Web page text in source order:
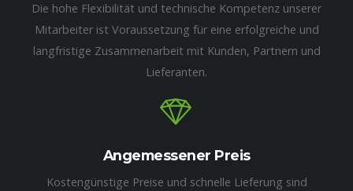
Die hohe Flexibilität und technische Kompetenz unserer
Mitarbeiter ist Voraussetzung für eine erfolgreiche und
langfristige Zusammenarbeit mit Kunden, Partnern und
Lieferanten.
Angemessener Preis
Kostengünstige Preise und schnelle Lieferung sind